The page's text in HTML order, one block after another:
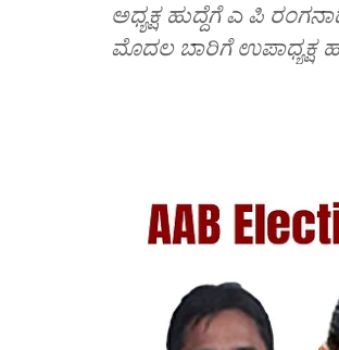
ಅಧ್ಯಕ್ಷ ಹುದ್ದೆಗೆ ಎ ಪಿ
ಮೊದಲ ಬಾರಿಗೆ ಉಪಾಧ್ಯಕ್ಷ